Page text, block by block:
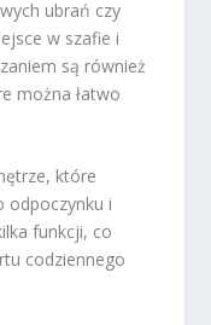
ubrań czy
w szafie i
są również
można łatwo
które
odpoczynku i
funkcji, co
codziennego